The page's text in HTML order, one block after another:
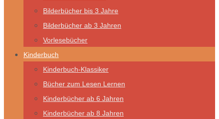
Bilderbücher bis 3 Jahre
Bilderbücher ab 3 Jahren
Vorlesebücher
Kinderbuch
Kinderbuch-Klassiker
Bücher zum Lesen Lernen
Kinderbücher ab 6 Jahren
Kinderbücher ab 8 Jahren